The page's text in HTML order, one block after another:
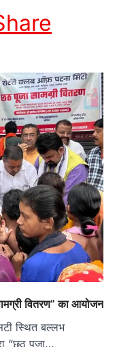
वितरण” का आयोजन
स्थित बल्लभ
“छठ पूजा…